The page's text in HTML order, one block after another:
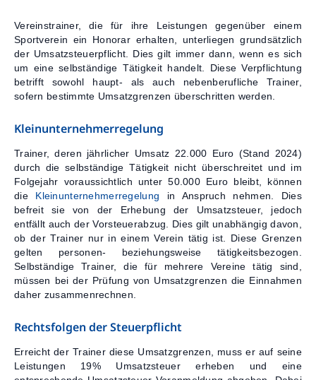
Rechtsgebiete
Steuerberatung
Stellenangebote
Kontakt
Vereinstrainer, die für ihre Leistungen gegenüber einem
Sportverein ein Honorar erhalten, unterliegen grundsätzlich
der Umsatzsteuerpflicht. Dies gilt immer dann, wenn es sich
um eine selbständige Tätigkeit handelt. Diese Verpflichtung
betrifft sowohl haupt- als auch nebenberufliche Trainer,
sofern bestimmte Umsatzgrenzen überschritten werden.
Kleinunternehmerregelung
Trainer, deren jährlicher Umsatz 22.000 Euro (Stand 2024)
durch die selbständige Tätigkeit nicht überschreitet und im
Folgejahr voraussichtlich unter 50.000 Euro bleibt, können
die Kleinunternehmerregelung in Anspruch nehmen. Dies
befreit sie von der Erhebung der Umsatzsteuer, jedoch
entfällt auch der Vorsteuerabzug. Dies gilt unabhängig davon,
ob der Trainer nur in einem Verein tätig ist. Diese Grenzen
gelten personen- beziehungsweise tätigkeitsbezogen.
Selbständige Trainer, die für mehrere Vereine tätig sind,
müssen bei der Prüfung von Umsatzgrenzen die Einnahmen
daher zusammenrechnen.
Rechtsfolgen der Steuerpflicht
Erreicht der Trainer diese Umsatzgrenzen, muss er auf seine
Leistungen 19% Umsatzsteuer erheben und eine